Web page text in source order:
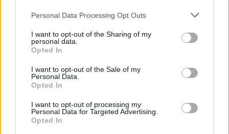
Personal Data Processing Opt Outs
I want to opt-out of the Sharing of my
personal data.
Opted In
I want to opt-out of the Sale of my
Personal Data.
Opted In
I want to opt-out of processing my
Personal Data for Targeted Advertising.
Opted In
Στα παραπάνω προαπαιτούμεναόπως και στη
επιφοίτηση του «Αγίου Πνεύματος» ούτε fast track
σεμινάριο ούτε για πρωταθλητές ούτε για απλούς
φιλάθλους-παράγοντες… Για να λέμε τα πράγματα όπως
λέει κι ο στίχος του μεγάλου ποιητή…